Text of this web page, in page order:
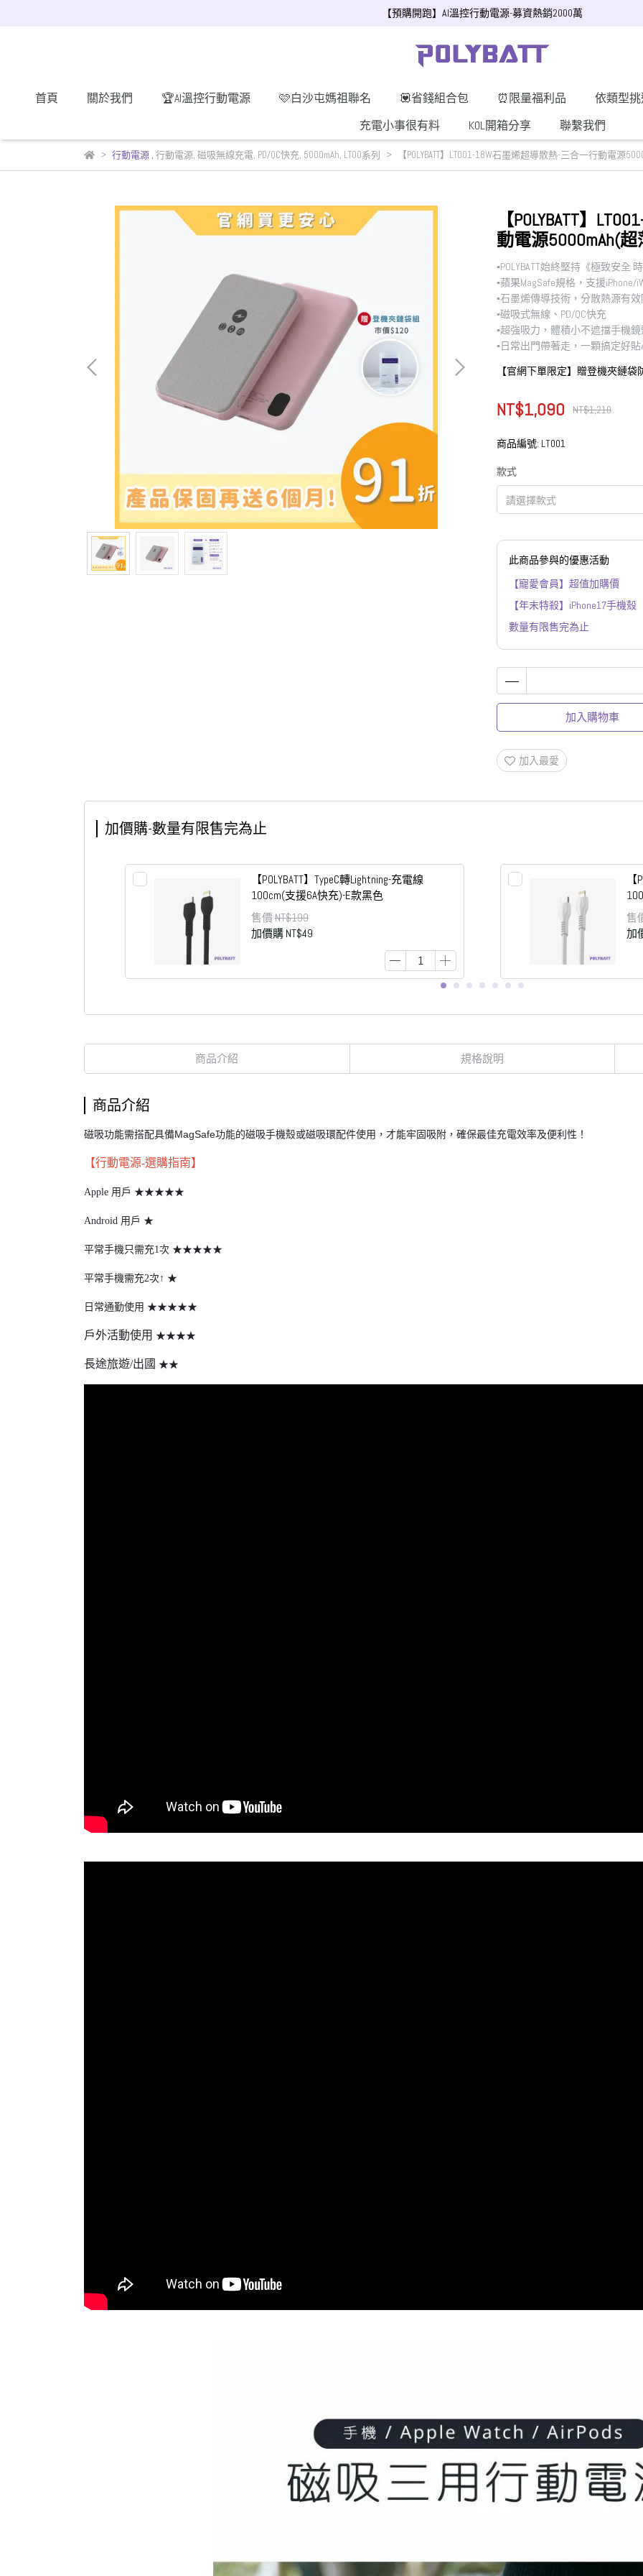
【預購開跑】AI溫控行動電源-募資熱銷2000萬
首頁 關於我們 🏆AI溫控行動電源 🩷白沙屯媽祖聯名 💟省錢組合包 ⏰限量福利品
依類型
充電小事很有料
KOL開箱分享 聯繫我們
行動電源, 行動電源, 磁吸無線充電, PD/QC快充, 5000mAh, LT00系列 【POLYBATT】LT001-18W石墨烯超導散熱-三合一行動電源
【POLYBATT】
動電源5000mAh(
▪︎POLYBATT始終堅持《極致安全
▪︎蘋果MagSafe規格，支援iPhone/
▪︎石墨烯傳導技術，分散熱源有效
▪︎磁吸式無線、PD/QC快充
▪︎超強吸力，體積小不遮擋手機
▪︎日常出門帶著走，一顆搞定好
【官網下單限定】贈登機夾鏈
NT$1,090 NT$1,210
商品編號: LT001
款式
此商品參與的優惠活動
【寵愛會員】超值加購價
【年末特殺】iPhone17手機殼
數量有限售完為止
加入購物車
加入最愛
加價購-數量有限售完為止
【POLYBATT】TypeC轉Lightning-充電線
100cm(支援6A快充)-E款黑色
售價 NT$199
加價購 NT$49
售
加
商品介紹 規格說明
商品介紹
磁吸功能需搭配具備MagSafe功能的磁吸手機殼或磁吸環配件使用，才能牢固吸附，確保最佳充電效率及便利性！
【行動電源-選購指南】
Apple 用戶 ★★★★★
Android 用戶 ★
平常手機只需充1次 ★★★★★
平常手機需充2次↑ ★
日常通勤使用 ★★★★★
戶外活動使用 ★★★★
長途旅遊/出國 ★★